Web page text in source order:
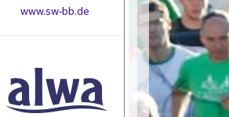
www.sw-bb.de